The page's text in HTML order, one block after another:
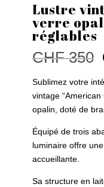
Lustre
verre
réglables
CHF350
Sublimez votre
vintage
opalin, doté de
Équipé de trois
luminaire offre
accueillante.
Sa structure en